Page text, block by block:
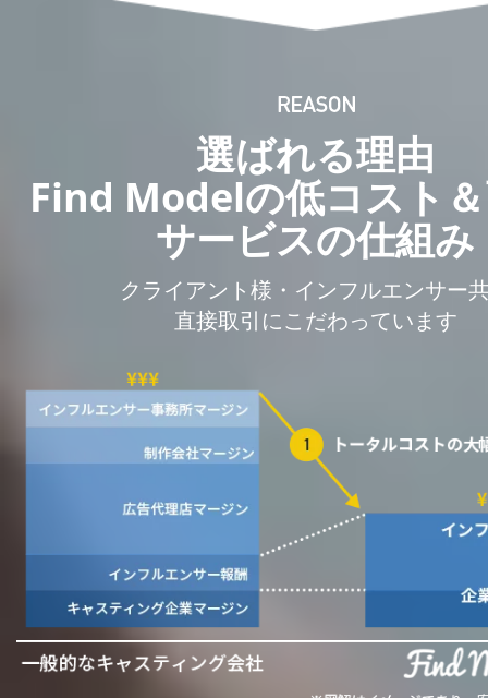
選ばれる理由
Find Modelの低コスト
サービスの仕組み
クライアント様・インフルエンサー
直接取引にこだわっています